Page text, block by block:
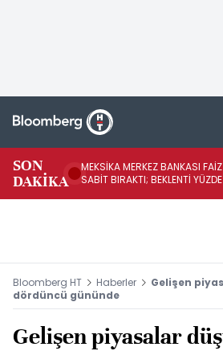
SON
DAKİKA
MEKSİKA MERKEZ BANKASI
SABİT BIRAKTI; BEKLENTİ
Bloomberg HT Haberler
Gelişen
dördüncü gününde
Gelişen piyasalar